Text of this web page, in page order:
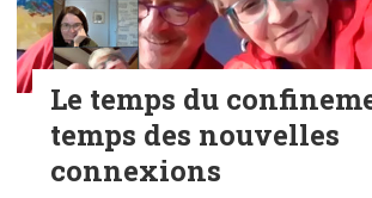
Le temps du
temps des nouvelles
connexions